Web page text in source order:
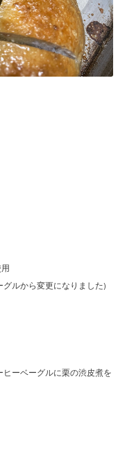
ルから変更になりました)
ーベーグルに栗の渋皮煮を